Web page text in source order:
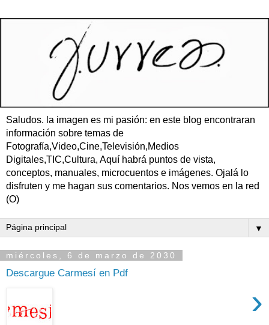
Saludos. la imagen es mi pasión: en este blog encontraran
información sobre temas de
Fotografía,Video,Cine,Televisión,Medios
Digitales,TIC,Cultura, Aquí habrá puntos de vista,
conceptos, manuales, microcuentos e imágenes. Ojalá lo
disfruten y me hagan sus comentarios. Nos vemos en la red
(O)
▼
miércoles, 6 de marzo de 2030
Descargue Carmesí en Pdf
›